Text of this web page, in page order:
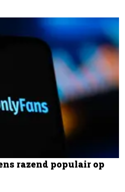
razend populair op